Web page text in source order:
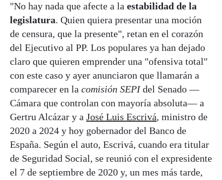
"No hay nada que afecte a la estabilidad de la
legislatura. Quien quiera presentar una moción
de censura, que la presente", retan en el corazón
del Ejecutivo al PP. Los populares ya han dejado
claro que quieren emprender una "ofensiva total"
con este caso y ayer anunciaron que llamarán a
comparecer en la comisión SEPIdel Senado —
Cámara que controlan con mayoría absoluta— a
Gertru Alcázar y a José Luis Escrivá, ministro de
2020 a 2024 y hoy gobernador del Banco de
España. Según el auto, Escrivá, cuando era titular
de Seguridad Social, se reunió con el expresidente
el 7 de septiembre de 2020 y, un mes más tarde,